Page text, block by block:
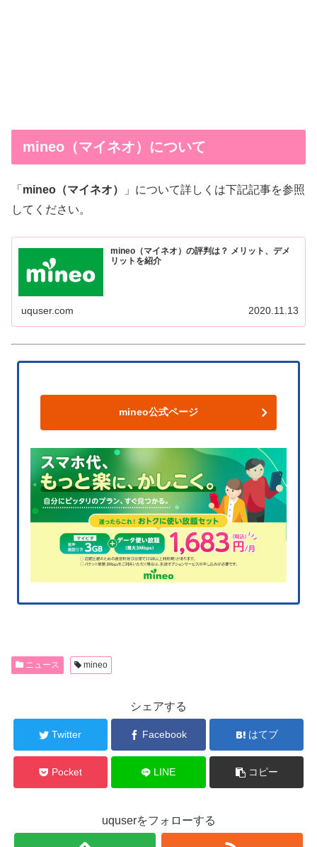
mineo（マイネオ）について
「 mineo（マイネオ）
」について詳しくは下記記事を参照
してください。
mineo（マイネオ）の評判は？ メリット、デメ
リットを紹介
uquser.com 2020.11.13
mineo公式ページ
ニュース mineo
シェアする
Twitter Facebook はてブ
Pocket LINE コピー
uquserをフォローする